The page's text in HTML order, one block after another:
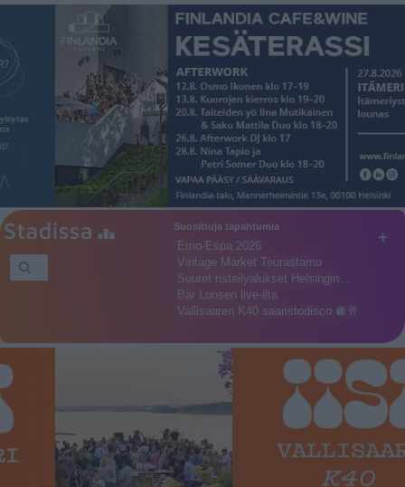
+
Suosittuja tapahtumia
Etno-Espa 2026
Vintage Market Teurastamo
Suuret risteilyalukset Helsingin…
Bar Loosen live-ilta
Vallisaaren K40 saaristodisco 🪩🥂